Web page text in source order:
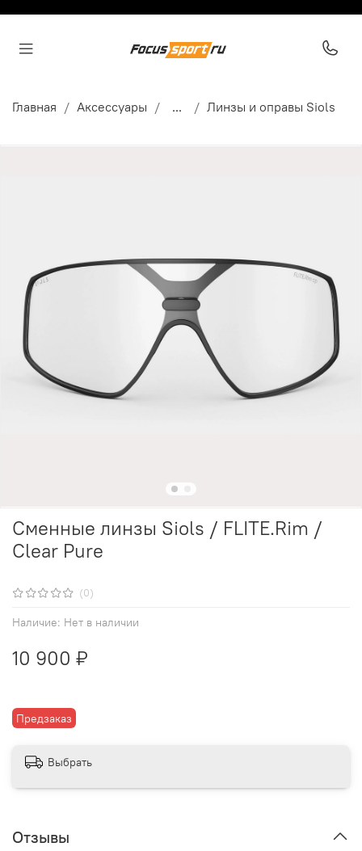
Главная Аксессуары ... Линзы и оправы Siols
(0)
Наличие: Нет в наличии
Предзаказ
Сменные линзы Siols / FLITE.Rim /
Clear Pure
10 900 ₽
Выбрать
Отзывы